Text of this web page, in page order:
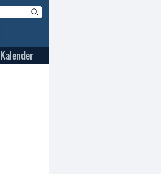
Kalender